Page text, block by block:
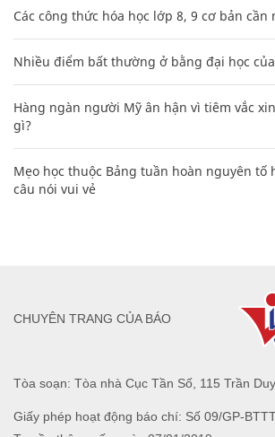
Các công thức hóa học lớp 8, 9 cơ bản cần
Nhiều điểm bất thường ở bằng đại học
Hàng ngàn người Mỹ ân hận vì tiêm vắc xin
gì?
Mẹo học thuộc Bảng tuần hoàn nguyên tố
câu nói vui vẻ
Tòa soạn: Tòa nhà Cục Tần Số, 115 Trần
Giấy phép hoạt động báo chí: Số 09/GP-
CHUYÊN TRANG CỦA BÁO